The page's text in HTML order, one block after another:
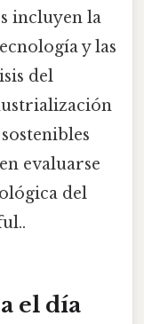
incluyen la
y las
del
evaluarse
del
el día